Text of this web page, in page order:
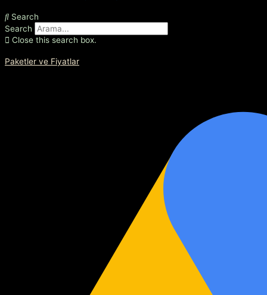
Search
Search
Close this search box.
Paketler ve Fiyatlar